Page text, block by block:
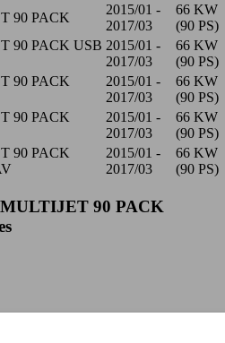
90 PACK
2015/01 -
2017/03
66 KW
(90 PS)
90 PACK USB 2015/01 -
2017/03
66 KW
(90 PS)
90 PACK
2015/01 -
2017/03
66 KW
(90 PS)
90 PACK
2015/01 -
2017/03
66 KW
(90 PS)
90 PACK
2015/01 -
2017/03
66 KW
(90 PS)
90 PACK